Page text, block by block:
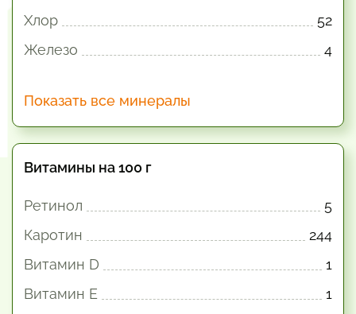
Хлор
52
Железо
4
Показать все минералы
Витамины на 100 г
Ретинол
5
Каротин
244
Витамин D
1
Витамин E
1